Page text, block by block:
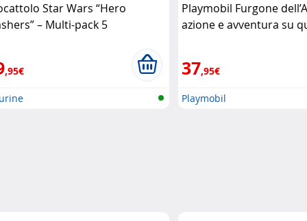
Star Wars “Hero
– Multi-pack 5
,95€
Playmobil Furgone
azione e avventura su
37,95€
Playmobil